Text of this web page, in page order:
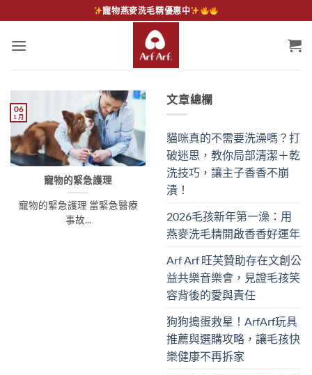
to
content
寵物燕麥洗毛精優惠中
寵物的緊急護理
寵物的緊急護理 當緊急醫療
事故...
06
1 月
文章總欄
貓咪真的不需要洗澡嗎？打
破迷思，教你局部清潔＋乾
洗技巧，讓主子香香不崩
潰！
2026毛孩新年第一澡：用
燕麥洗毛精開啟香香好運年
Arf Arf 旺芙贊助存在文創公
益共樂音樂會，見證毛孩笑
容背後的愛與責任
狗狗搗蛋救星！ArfArf玩具
推薦與選購攻略，讓毛孩快
樂健康不再拆家